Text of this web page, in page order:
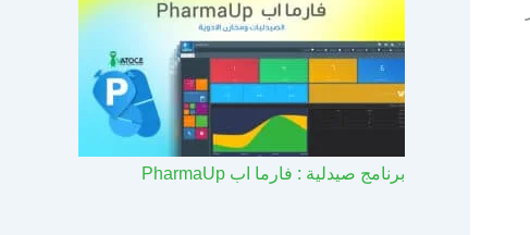
برنامج صيدلية : فارما اب PharmaUp​